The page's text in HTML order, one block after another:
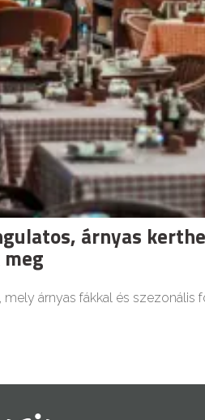
árnyas
mely árnyas fákkal és szezonális